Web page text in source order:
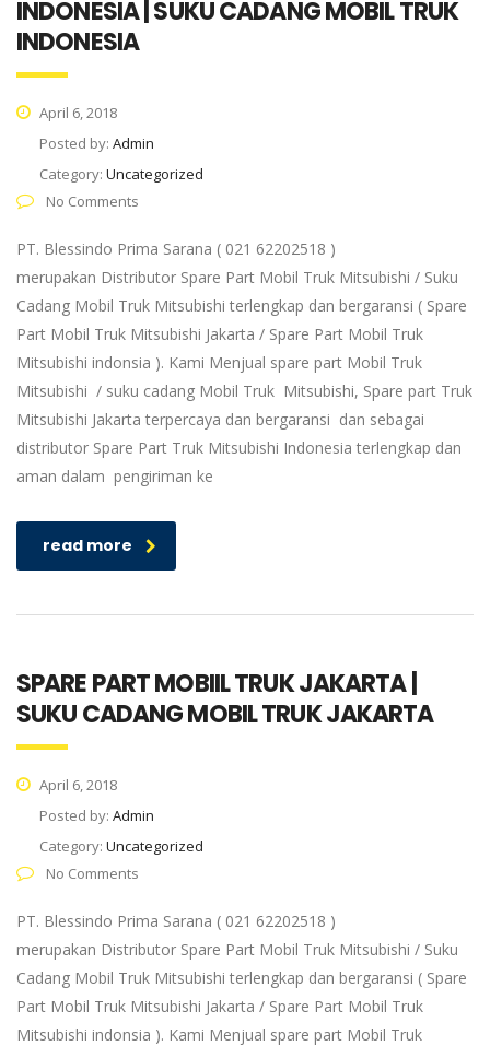
INDONESIA | SUKU CADANG MOBIL TRUK
INDONESIA
April 6, 2018
Posted by: Admin
Category: Uncategorized
No Comments
PT. Blessindo Prima Sarana ( 021 62202518 )
merupakan Distributor Spare Part Mobil Truk Mitsubishi / Suku
Cadang Mobil Truk Mitsubishi terlengkap dan bergaransi ( Spare
Part Mobil Truk Mitsubishi Jakarta / Spare Part Mobil Truk
Mitsubishi indonsia ). Kami Menjual spare part Mobil Truk
Mitsubishi / suku cadang Mobil Truk Mitsubishi, Spare part Truk
Mitsubishi Jakarta terpercaya dan bergaransi dan sebagai
distributor Spare Part Truk Mitsubishi Indonesia terlengkap dan
aman dalam pengiriman ke
read more
SPARE PART MOBIIL TRUK JAKARTA |
SUKU CADANG MOBIL TRUK JAKARTA
April 6, 2018
Posted by: Admin
Category: Uncategorized
No Comments
PT. Blessindo Prima Sarana ( 021 62202518 )
merupakan Distributor Spare Part Mobil Truk Mitsubishi / Suku
Cadang Mobil Truk Mitsubishi terlengkap dan bergaransi ( Spare
Part Mobil Truk Mitsubishi Jakarta / Spare Part Mobil Truk
Mitsubishi indonsia ). Kami Menjual spare part Mobil Truk